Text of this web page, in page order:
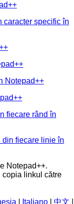
caracter specific în
Notepad++
fiecare rând în
din fiecare linie în
Notepad++.
copia linkul către
Italiano 中文